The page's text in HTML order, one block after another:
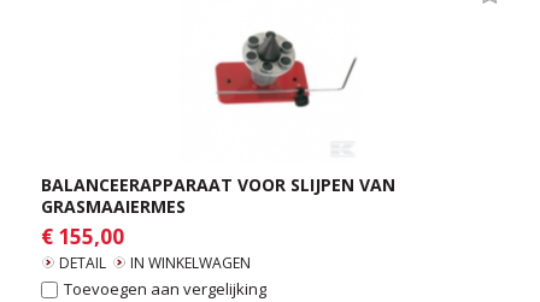
BALANCEERAPPARAAT VOOR SLIJPEN VAN
GRASMAAIERMES
€ 155,00
DETAIL IN WINKELWAGEN
Toevoegen aan vergelijking